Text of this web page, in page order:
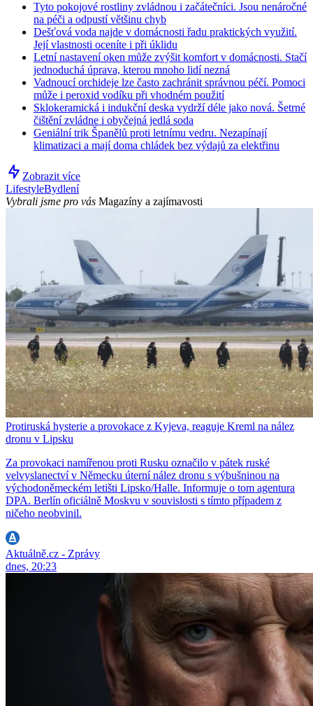
Tyto pokojové rostliny zvládnou i začátečníci. Jsou nenáročné
na péči a odpustí většinu chyb
Dešťová voda najde v domácnosti řadu praktických využití.
Její vlastnosti oceníte i při úklidu
Letní nastavení oken může zvýšit komfort v domácnosti. Stačí
jednoduchá úprava, kterou mnoho lidí nezná
Vadnoucí orchideje lze často zachránit správnou péčí. Pomoci
může i peroxid vodíku při vhodném použití
Sklokeramická i indukční deska vydrží déle jako nová. Šetrné
čištění zvládne i obyčejná jedlá soda
Geniální trik Španělů proti letnímu vedru. Nezapínají
klimatizaci a mají doma chládek bez výdajů za elektřinu
Zobrazit více
LifestyleBydlení
Vybrali jsme pro vás Magazíny a zajímavosti
Protiruská hysterie a provokace z Kyjeva, reaguje Kreml na nález
dronu v Lipsku
Za provokaci namířenou proti Rusku označilo v pátek ruské
velvyslanectví v Německu úterní nález dronu s výbušninou na
východoněmeckém letišti Lipsko/Halle. Informuje o tom agentura
DPA. Berlín oficiálně Moskvu v souvislosti s tímto případem z
ničeho neobvinil.
Aktuálně.cz - Zprávy
dnes, 20:23